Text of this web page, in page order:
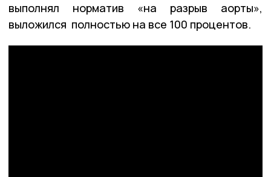
выполнял норматив «на разрыв аорты»,
выложился полностью на все 100 процентов.